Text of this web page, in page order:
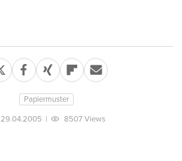
Papiermuster
29.04.2005 | 8507 Views